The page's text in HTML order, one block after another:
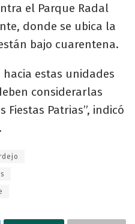
el Parque Radal
donde se ubica la
bajo cuarentena.
hacia estas unidades
considerarlas
Fiestas Patrias”, indicó